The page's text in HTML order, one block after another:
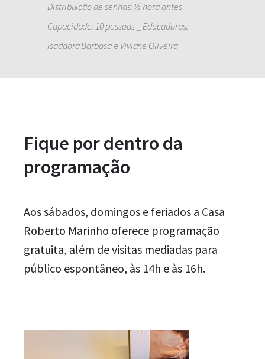
Distribuição de senhas: ½ hora antes _
Capacidade: 10 pessoas _ Educadoras:
Isaddora Barbosa e Viviane Oliveira
Fique por dentro da
programação
Aos sábados, domingos e feriados a Casa
Roberto Marinho oferece programação
gratuita, além de visitas mediadas para
público espontâneo, às 14h e às 16h.